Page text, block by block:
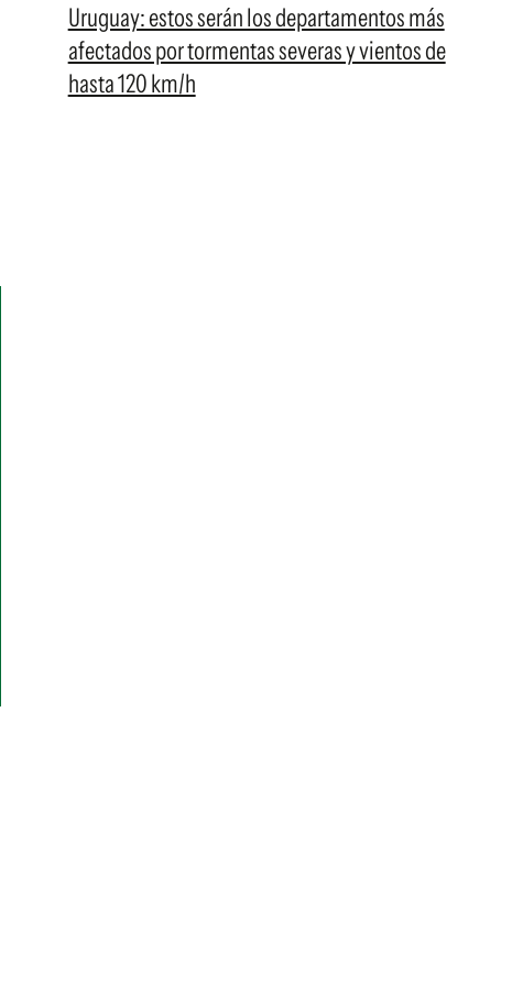
Uruguay: estos serán los departamentos más
afectados por tormentas severas y vientos de
hasta 120 km/h